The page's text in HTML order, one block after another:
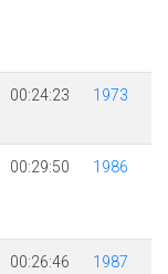
00:24:23 1973
00:29:50 1986
00:26:46 1987